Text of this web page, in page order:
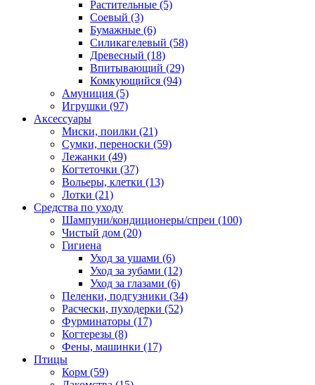
Растительные (5)
Соевый (3)
Бумажные (6)
Силикагелевый (58)
Древесный (18)
Впитывающий (29)
Комкующийся (94)
Амуниция (5)
Игрушки (97)
Аксессуары
Миски, поилки (21)
Сумки, переноски (59)
Лежанки (49)
Когтеточки (37)
Вольеры, клетки (13)
Лотки (21)
Средства по уходу
Шампуни/кондиционеры/спреи (100)
Чистый дом (20)
Гигиена
Уход за ушами (6)
Уход за зубами (12)
Уход за глазами (6)
Пеленки, подгузники (34)
Расчески, пуходерки (52)
Фурминаторы (17)
Когтерезы (8)
Фены, машинки (17)
Птицы
Корм (59)